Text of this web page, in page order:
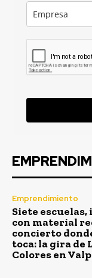
Emprendimiento
Siete
con material
concierto
toca: la gira de
Colores en